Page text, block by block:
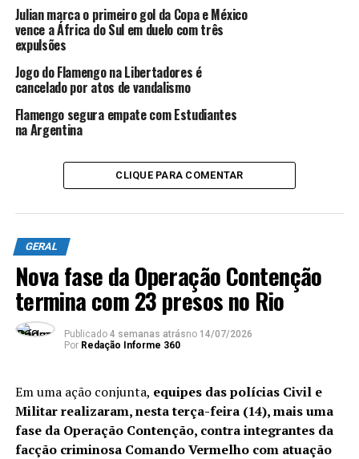
contra o Egito.
O atacante Neymar, que se recupera de uma lesão na
panturrilha direita, sofrida na derrota do Santos para o
Coritiba, por 3 a 0, na Neo Química Arena, em São
sequer viajou para Cleveland. O camisa 10 permaneceu
em tratamento na concentração da seleção verde e
amarela, em Nova Jersey.
ANÚNCIO
Os primeiros minutos foram de falhas cruciais,
sair jogando e foi desarmado na entrada da área por
Bruno Guimarães, que bateu na saída do goleiro
Mostafa Shobeir.
Julian marca o primeiro gol da Copa e México
vence a África do Sul em duelo com três
expulsões
Jogo do Flamengo na Libertadores é
cancelado por atos de vandalismo
Flamengo segura empate com Estudiantes
na Argentina
CLIQUE PARA COMENTAR
GERAL
Nova fase da Operação Contenção
termina com 23 presos no Rio
Publicado 4 semanas atrásno 14/07/2026
Por Redação Informe 360
Em uma ação conjunta, equipes das polícias Civil e
Militar realizaram, nesta terça-feira (14), mais uma
fase da Operação Contenção, contra integrantes da
facção criminosa Comando Vermelho com atuação